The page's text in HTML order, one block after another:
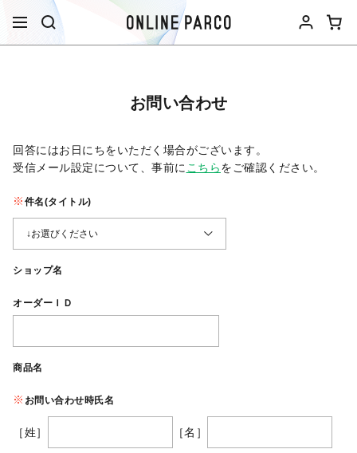
お問い合わせ
回答にはお日にちをいただく場合がございます。
受信メール設定について、事前に こちらをご確認ください。​
件名(タイトル)
ショップ名
オーダーＩＤ
商品名
お問い合わせ時氏名
［姓］ ［名］